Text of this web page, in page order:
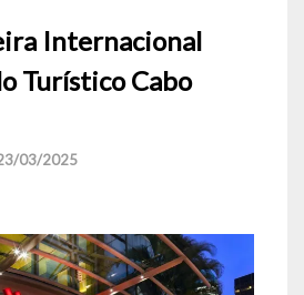
Internacional
Turístico Cabo
03/2025